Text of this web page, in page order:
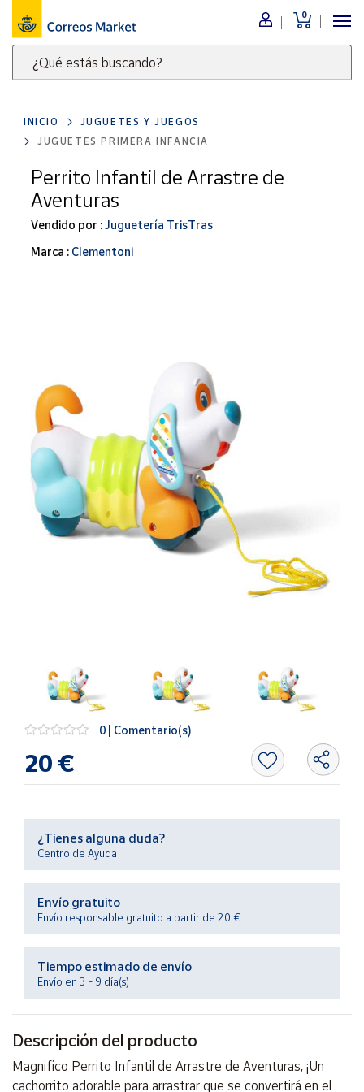
0
¿Qué estás buscando?
clave
para
buscar
productos
Correos
Market
Menú
Nuestro
catálogo
Alimentación
Ocio y cultura
Juguetes y
juegos
Libros y
Oficina y
Papelería
Para Canarias,
Ceuta y Melilla
Más
populares
de Correos
Market
Productos
Centro
de ayuda
Contacto
Vendedores
Mapa de
vendedores
vendedor
Área
vendedor
INICIO
JUGUETES Y JUEGOS
JUGUETES PRIMERA INFANCIA
Perrito Infantil de Arrastre de
Aventuras
Vendido por :Juguetería TrisTras
Marca : Clementoni
0 | Comentario(s)
20 €
¿Tienes alguna duda?
Centro de Ayuda
Envío gratuito
Envío responsable gratuito a partir de 20 €
Tiempo estimado de envío
Envío en 3 - 9 día(s)
Descripción del producto
Magnifico Perrito Infantil de Arrastre de Aventuras, ¡Un
cachorrito adorable para arrastrar que se convertirá en el